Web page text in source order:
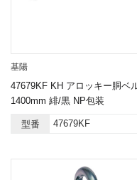
基陽
47679KF KH アロッキー胴ベ
1400mm 緋/黒 NP包装
型番 47679KF